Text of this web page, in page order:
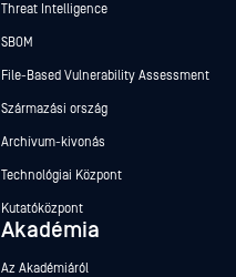
Threat Intelligence
SBOM
File-Based Vulnerability Assessment
Származási ország
Archívum-kivonás
Technológiai Központ
Kutatóközpont
Akadémia
Az Akadémiáról